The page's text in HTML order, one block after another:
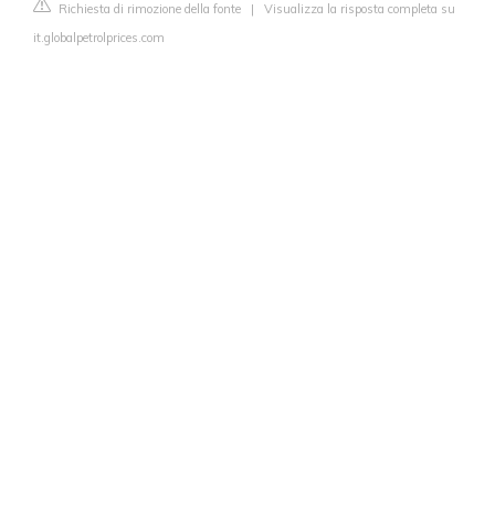
Richiesta di rimozione della fonte | Visualizza la risposta completa su
it.globalpetrolprices.com